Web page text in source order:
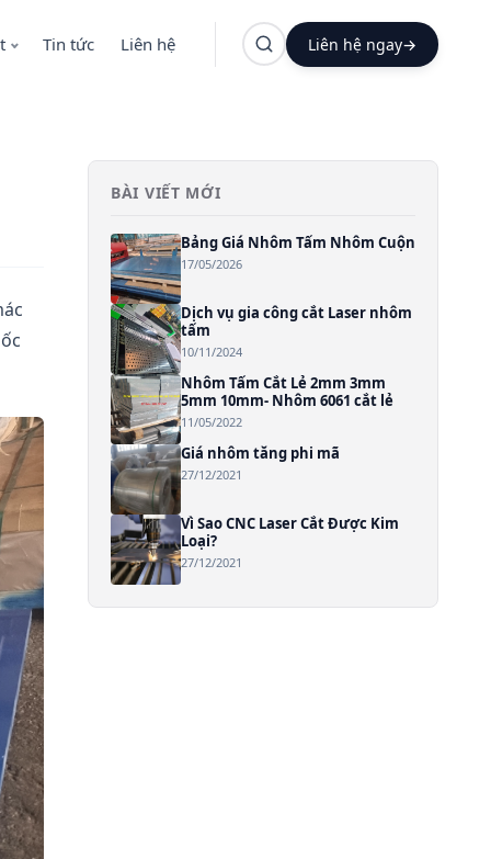
Tin tức Liên hệ Liên hệ ngay→
BÀI VIẾT MỚI
Bảng Giá Nhôm Tấm Nhôm Cuộn
17/05/2026
Dịch vụ gia công cắt Laser nhôm
tấm
10/11/2024
Nhôm Tấm Cắt Lẻ 2mm 3mm
5mm 10mm- Nhôm 6061 cắt lẻ
11/05/2022
Giá nhôm tăng phi mã
27/12/2021
Vì Sao CNC Laser Cắt Được Kim
Loại?
27/12/2021